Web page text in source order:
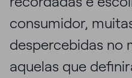
consumidor,
despercebidas no
aquelas que